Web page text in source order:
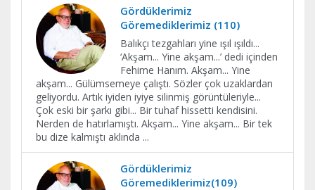
Gördüklerimiz
Göremediklerimiz (110)
Balıkçı tezgahları yine ışıl ışıldı...
‘Akşam... Yine akşam...’ dedi içinden
Fehime Hanım. Akşam... Yine
akşam... Gülümsemeye çalıştı. Sözler çok uzaklardan
geliyordu. Artık iyiden iyiye silinmiş görüntüleriyle...
Çok eski bir şarkı gibi... Bir tuhaf hissetti kendisini.
Nerden de hatırlamıştı. Akşam... Yine akşam... Bir tek
bu dize kalmıştı aklında ...
Gördüklerimiz
Göremediklerimiz(109)